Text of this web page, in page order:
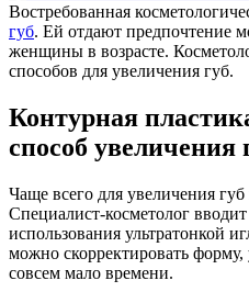
Востребованная
губ. Ей отдают предпочтение
женщины в возрасте.
способов для увеличения губ.
Контурная
способ увеличения
Чаще всего для увеличения
Специалист-косметолог
использования ультратонкой
можно скорректировать
совсем мало времени.